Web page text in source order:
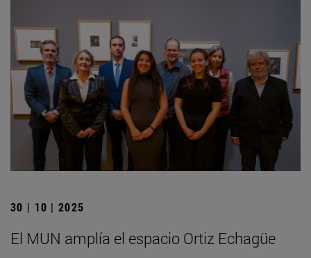
30 | 10 | 2025
El MUN amplía el espacio Ortiz Echagüe